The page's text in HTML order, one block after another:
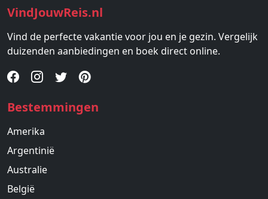
VindJouwReis.nl
Vind de perfecte vakantie voor jou en je gezin. Vergelijk
duizenden aanbiedingen en boek direct online.
Bestemmingen
Amerika
Argentinië
Australie
België